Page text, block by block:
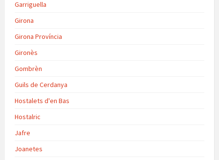
Garriguella
Girona
Girona Província
Gironès
Gombrèn
Guils de Cerdanya
Hostalets d'en Bas
Hostalric
Jafre
Joanetes